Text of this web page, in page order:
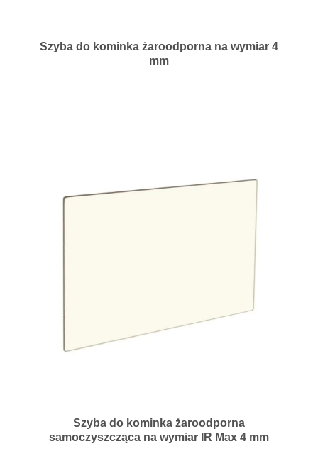
Szyba do kominka żaroodporna na wymiar 4
mm
Szyba do kominka żaroodporna
samoczyszcząca na wymiar IR Max 4 mm